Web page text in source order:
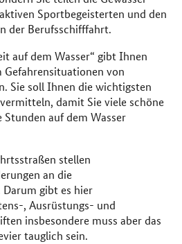
Sportbegeisterten und den
der Berufsschifffahrt.
auf dem Wasser“ gibt Ihnen
Gefahrensituationen von
Sie soll Ihnen die wichtigsten
damit Sie viele schöne
auf dem Wasser
stellen
an die
gibt es hier
, Ausrüstungs- und
insbesondere muss aber das
tauglich sein.